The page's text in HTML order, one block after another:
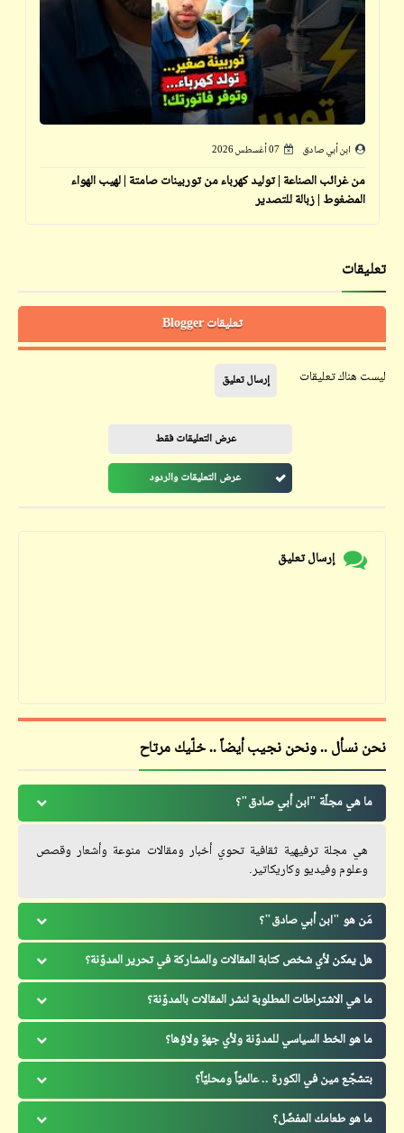
ابن أبي صادق 07 أغسطس 2026
من غرائب الصناعة | توليد كهرباء من توربينات صامتة | لهيب الهواء
المضغوط | زبالة للتصدير
تعليقات
تعليقات Blogger
ليست هناك تعليقات إرسال تعليق
عرض التعليقات فقط
عرض التعليقات والردود
إرسال تعليق
نحن نسأل .. ونحن نجيب أيضاً .. خلّيك مرتاح
ما هي مجلّة "ابن أبي صادق"؟
هي مجلة ترفيهية ثقافية تحوي أخبار ومقالات منوعة وأشعار وقصص
وعلوم وفيديو وكاريكاتير.
مَن هو "ابن أبي صادق"؟
هل يمكن لأي شخص كتابة المقالات والمشاركة في تحرير المدوّنة؟
ما هي الاشتراطات المطلوبة لنشر المقالات بالمدوّنة؟
ما هو الخط السياسي للمدوّنة ولأي جهةٍ ولاؤها؟
بتشجّع مين في الكورة .. عالميّاً ومحليّاً؟
ما هو طعامك المفضّل؟